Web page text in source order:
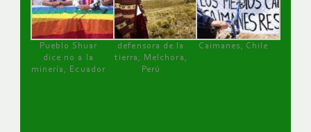
Pueblo Shuar
dice no a la
minería, Ecuador
defensora de la
tierra, Melchora,
Perú
Caimanes, Chile